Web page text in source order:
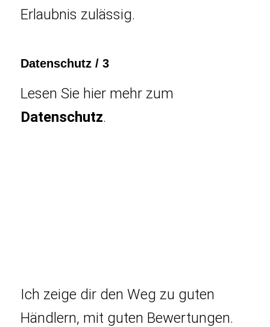
Erlaubnis zulässig.
Datenschutz / 3
Lesen Sie hier mehr zum
Datenschutz.
Ich zeige dir den Weg zu guten
Händlern, mit guten Bewertungen.